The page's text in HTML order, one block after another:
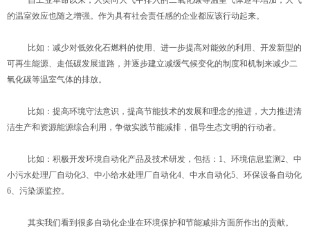
的温室效应也随之增强。作为具有社会责任感的企业都应该行动起来。
比如：减少对低效化石燃料的使用、进一步提高对能效的利用、开发新型的
可再生能源、走低碳发展道路，并逐步建立减缓气候变化的制度和机制来减少二
氧化碳等温室气体的排放。
比如：提高环境守法意识，提高节能技术的发展和理念的推进，大力推进清
洁生产和资源能源综合利用，争做实践节能减排，倡导生态文明的行动者。
比如：积极开发环境自动化产品及技术研发，包括：1、环境信息监测2、中
小污水处理厂自动化3、中小给水处理厂自动化4、中水自动化5、环保设备自动化
6、污染源监控。
其实我们看到很多自动化企业在环境保护和节能减排方面所作出的贡献。